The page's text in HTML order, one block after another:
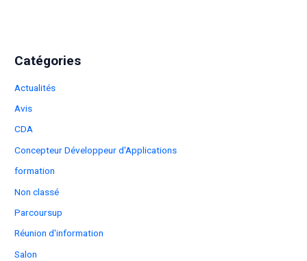
Catégories
Actualités
Avis
CDA
Concepteur Développeur d'Applications
formation
Non classé
Parcoursup
Réunion d'information
Salon